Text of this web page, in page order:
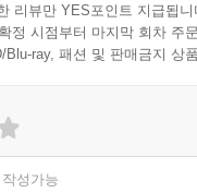
리뷰만 YES포인트 지급됩니
정 시점부터 마지막 회차 주
Blu-ray, 패션 및 판매금지 상
성가능